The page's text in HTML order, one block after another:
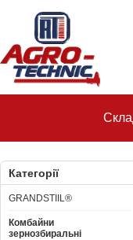
Категорії
GRANDSTIIL®
Комбайни
зернозбиральні